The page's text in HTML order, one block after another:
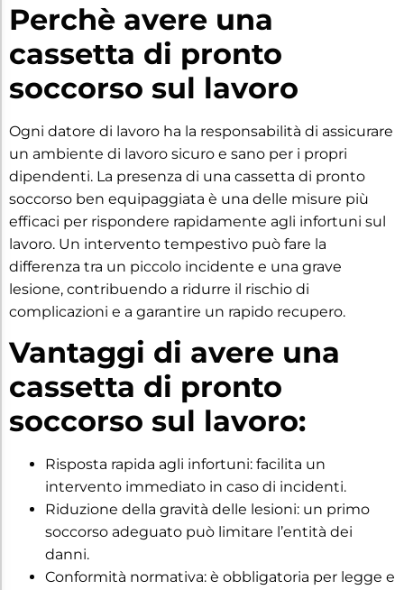
Perchè avere una
cassetta di pronto
soccorso sul lavoro
Ogni datore di lavoro ha la responsabilità di assicurare
un ambiente di lavoro sicuro e sano per i propri
dipendenti. La presenza di una cassetta di pronto
soccorso ben equipaggiata è una delle misure più
efficaci per rispondere rapidamente agli infortuni sul
lavoro. Un intervento tempestivo può fare la
differenza tra un piccolo incidente e una grave
lesione, contribuendo a ridurre il rischio di
complicazioni e a garantire un rapido recupero.
Vantaggi di avere una
cassetta di pronto
soccorso sul lavoro:
Risposta rapida agli infortuni: facilita un
intervento immediato in caso di incidenti.
Riduzione della gravità delle lesioni: un primo
soccorso adeguato può limitare l’entità dei
danni.
Conformità normativa: è obbligatoria per legge e